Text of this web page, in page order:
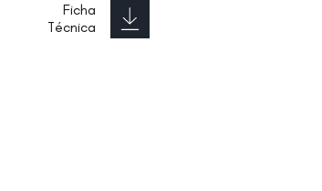
Ficha
Técnica